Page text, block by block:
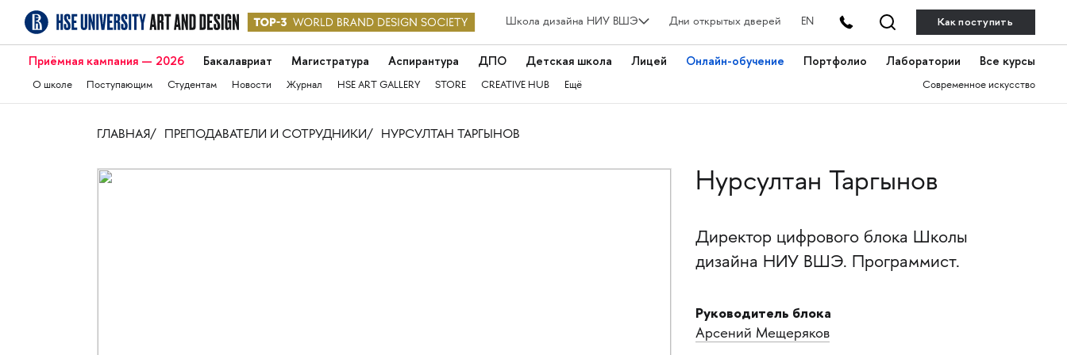
Школа дизайна НИУ ВШЭ Дни открытых дверей EN Как поступить
Приёмная кампания — 2026 Бакалавриат Магистратура Аспирантура ДПО Детская школа Лицей Онлайн-обучение Портфолио Лаборатории Все курсы
О школе Поступающим Студентам Новости Журнал HSE ART GALLERY STORE CREATIVE HUB Ещё Современное искусство
ГЛАВНАЯ ПРЕПОДАВАТЕЛИ И СОТРУДНИКИ НУРСУЛТАН ТАРГЫНОВ
Нурсултан Таргынов
Директор цифрового блока Школы
дизайна НИУ ВШЭ. Программист.
Руководитель блока
Арсений Мещеряков